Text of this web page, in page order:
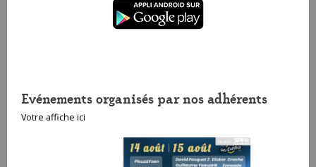
Evénements organisés par nos adhérents
Votre affiche ici